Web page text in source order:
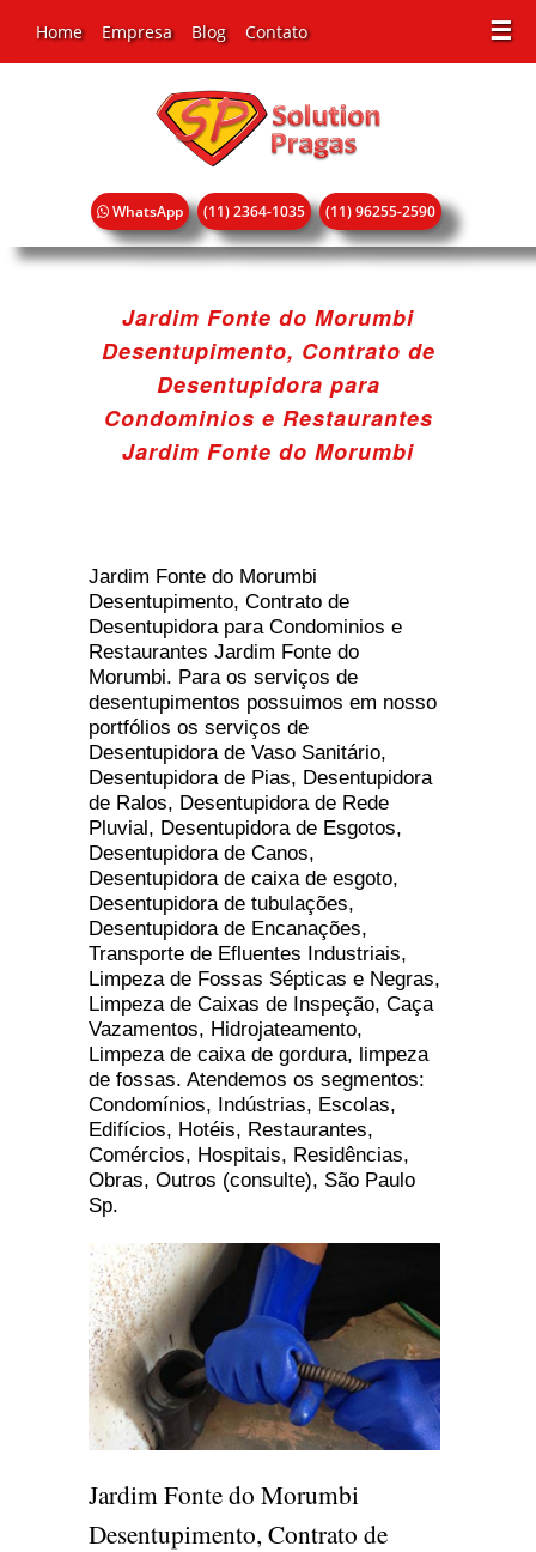
☰
Home Empresa Blog Contato
WhatsApp (11) 2364-1035 (11) 96255-2590
Jardim Fonte do Morumbi
Desentupimento, Contrato de
Desentupidora para
Condominios e Restaurantes
Jardim Fonte do Morumbi
Jardim Fonte do Morumbi
Desentupimento, Contrato de
Desentupidora para Condominios e
Restaurantes Jardim Fonte do
Morumbi. Para os serviços de
desentupimentos possuimos em nosso
portfólios os serviços de
Desentupidora de Vaso Sanitário,
Desentupidora de Pias, Desentupidora
de Ralos, Desentupidora de Rede
Pluvial, Desentupidora de Esgotos,
Desentupidora de Canos,
Desentupidora de caixa de esgoto,
Desentupidora de tubulações,
Desentupidora de Encanações,
Transporte de Efluentes Industriais,
Limpeza de Fossas Sépticas e Negras,
Limpeza de Caixas de Inspeção, Caça
Vazamentos, Hidrojateamento,
Limpeza de caixa de gordura, limpeza
de fossas. Atendemos os segmentos:
Condomínios, Indústrias, Escolas,
Edifícios, Hotéis, Restaurantes,
Comércios, Hospitais, Residências,
Obras, Outros (consulte), São Paulo
Sp.
Jardim Fonte do Morumbi
Desentupimento, Contrato de